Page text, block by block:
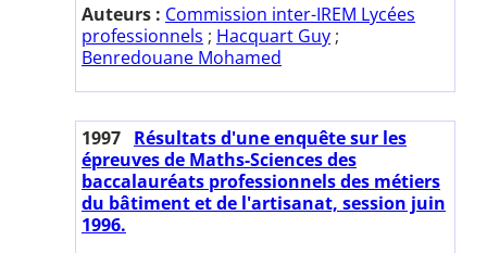
Auteurs : Commission inter-IREM Lycées
professionnels ; Hacquart Guy ;
Benredouane Mohamed
1997 Résultats d'une enquête sur les
épreuves de Maths-Sciences des
baccalauréats professionnels des métiers
du bâtiment et de l'artisanat, session juin
1996.